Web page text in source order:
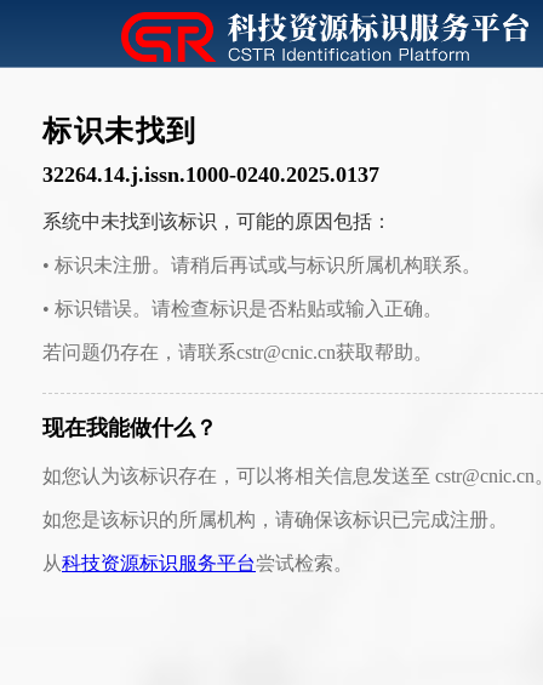
标识未找到
32264.14.j.issn.1000-0240.2025.0137
系统中未找到该标识，可能的原因包括：
• 标识未注册。请稍后再试或与标识所属机构联系。
• 标识错误。请检查标识是否粘贴或输入正确。
若问题仍存在，请联系cstr@cnic.cn获取帮助。
现在我能做什么？
如您认为该标识存在，可以将相关信息发送至 cstr@cnic.cn
如您是该标识的所属机构，请确保该标识已完成注册。
从科技资源标识服务平台尝试检索。